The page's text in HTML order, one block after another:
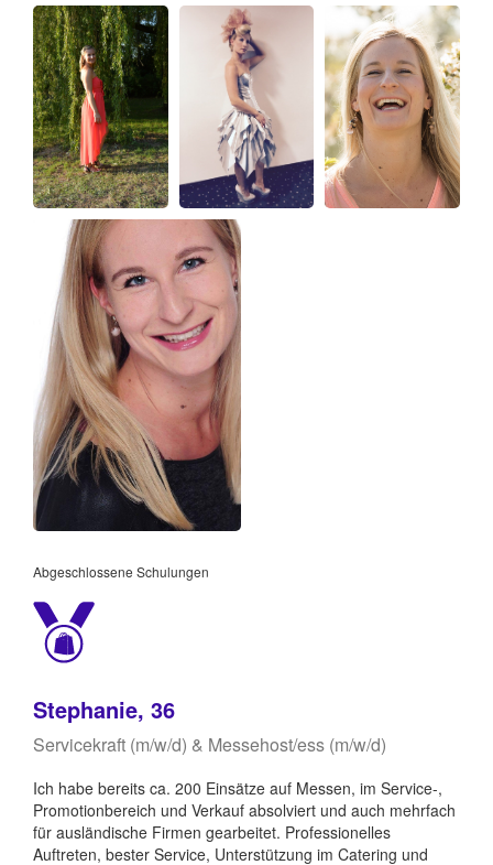
Abgeschlossene Schulungen
Stephanie, 36
Servicekraft (m/w/d) & Messehost/ess (m/w/d)
Ich habe bereits ca. 200 Einsätze auf Messen, im Service-,
Promotionbereich und Verkauf absolviert und auch mehrfach
für ausländische Firmen gearbeitet. Professionelles
Auftreten, bester Service, Unterstützung im Catering und